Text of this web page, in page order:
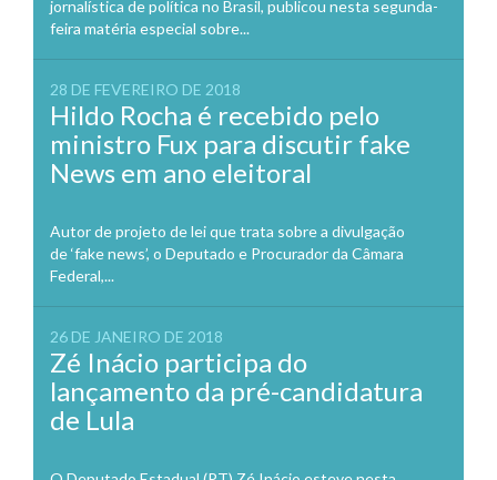
jornalística de política no Brasil, publicou nesta segunda-
feira matéria especial sobre...
28 DE FEVEREIRO DE 2018
Hildo Rocha é recebido pelo
ministro Fux para discutir fake
News em ano eleitoral
Autor de projeto de lei que trata sobre a divulgação
de ‘fake news’, o Deputado e Procurador da Câmara
Federal,...
26 DE JANEIRO DE 2018
Zé Inácio participa do
lançamento da pré-candidatura
de Lula